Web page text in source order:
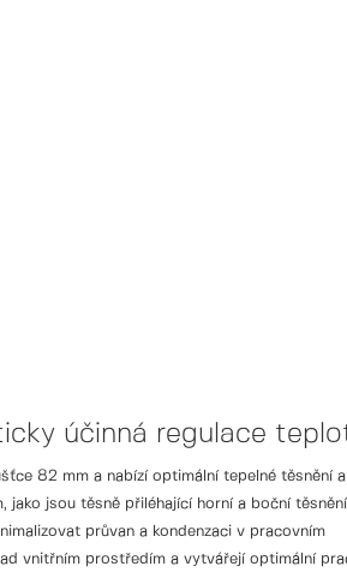
účinná regulace
82 mm a nabízí optimální tepelné těsnění a
jako jsou těsně přiléhající horní a boční
průvan a kondenzaci v pracovním
vnitřním prostředím a vytvářejí optimální